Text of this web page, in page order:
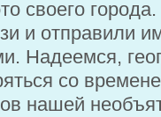
своего
и отправили
Надеемся,
со
нашей